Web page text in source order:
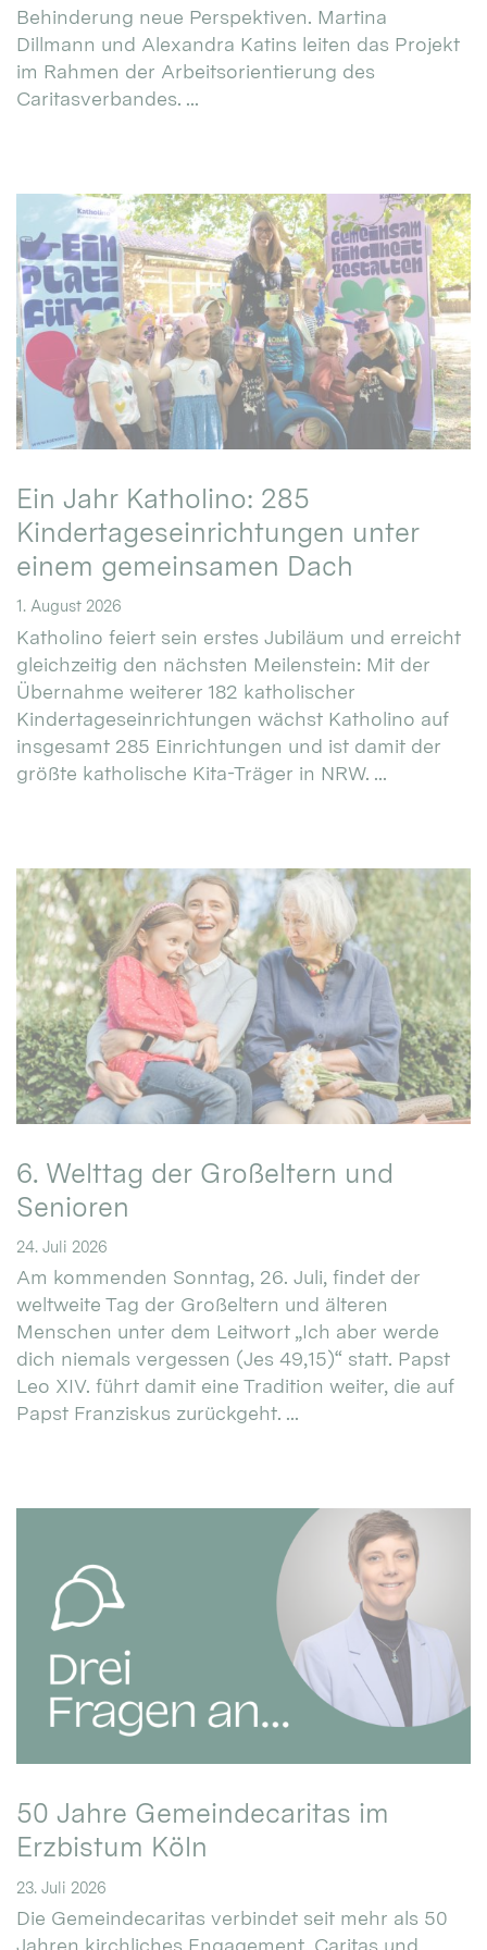
Behinderung neue Perspektiven. Martina
Dillmann und Alexandra Katins leiten das Projekt
im Rahmen der Arbeitsorientierung des
Caritasverbandes. ...
Ein Jahr Katholino: 285
Kindertageseinrichtungen unter
einem gemeinsamen Dach
1. August 2026
Katholino feiert sein erstes Jubiläum und erreicht
gleichzeitig den nächsten Meilenstein: Mit der
Übernahme weiterer 182 katholischer
Kindertageseinrichtungen wächst Katholino auf
insgesamt 285 Einrichtungen und ist damit der
größte katholische Kita-Träger in NRW. ...
6. Welttag der Großeltern und
Senioren
24. Juli 2026
Am kommenden Sonntag, 26. Juli, findet der
weltweite Tag der Großeltern und älteren
Menschen unter dem Leitwort „Ich aber werde
dich niemals vergessen (Jes 49,15)“ statt. Papst
Leo XIV. führt damit eine Tradition weiter, die auf
Papst Franziskus zurückgeht. ...
50 Jahre Gemeindecaritas im
Erzbistum Köln
23. Juli 2026
Die Gemeindecaritas verbindet seit mehr als 50
Jahren kirchliches Engagement, Caritas und